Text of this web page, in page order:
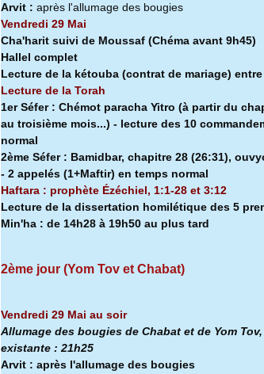
Arvit : après l'allumage des bougies
Vendredi 29 Mai
Cha'harit suivi de Moussaf (Chéma avant 9h45)
Hallel complet
Lecture de la kétouba (contrat de mariage)
Lecture de la Torah
1er Séfer : Chémot paracha Yitro (à partir du
au troisième mois...) - lecture des 10
normal
2ème Séfer : Bamidbar, chapitre 28 (26:31),
- 2 appelés (1+Maftir) en temps normal
Haftara : prophète Ézéchiel, 1:1-28 et 3:12
Lecture de la dissertation homilétique des 5
Min'ha : de 14h28 à 19h50 au plus tard
2ème jour (Yom Tov et Chabat)
Vendredi 29 Mai au soir
Allumage des bougies de Chabat et de Yom
existante :21h25
Arvit : après l'allumage des bougies